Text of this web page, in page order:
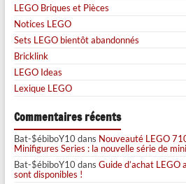
LEGO Briques et Pièces
Notices LEGO
Sets LEGO bientôt abandonnés
Bricklink
LEGO Ideas
Lexique LEGO
Commentaires récents
Bat-$ébiboY10dans Nouveauté LEGO
Minifigures Series : la nouvelle série de
Bat-$ébiboY10dans Guide d’achat
sont disponibles !